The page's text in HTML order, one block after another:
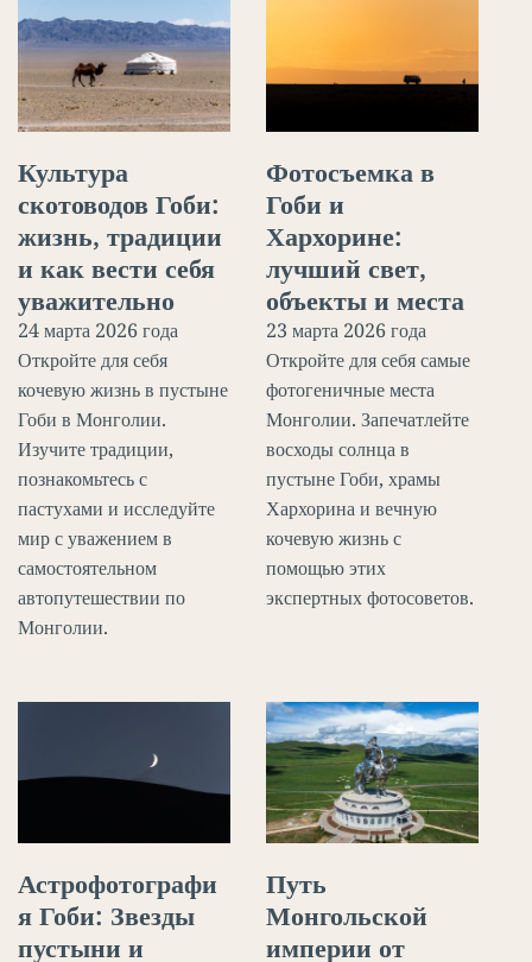
Культура
скотоводов Гоби:
жизнь, традиции
и как вести себя
уважительно
24 марта 2026 года
Откройте для себя
кочевую жизнь в пустыне
Гоби в Монголии.
Изучите традиции,
познакомьтесь с
пастухами и исследуйте
мир с уважением в
самостоятельном
автопутешествии по
Монголии.
Фотосъемка в
Гоби и
Хархорине:
лучший свет,
объекты и места
23 марта 2026 года
Откройте для себя самые
фотогеничные места
Монголии. Запечатлейте
восходы солнца в
пустыне Гоби, храмы
Хархорина и вечную
кочевую жизнь с
помощью этих
экспертных фотосоветов.
Астрофотографи
я Гоби: Звезды
пустыни и
Путь
Монгольской
империи от